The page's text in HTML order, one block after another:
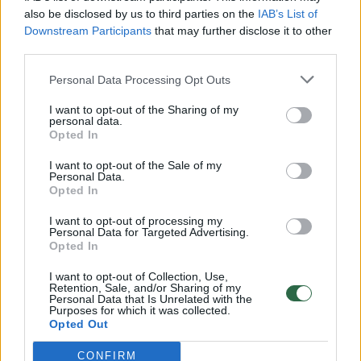
also be disclosed by us to third parties on the IAB’s List of
Downstream Participants that may further disclose it to other
Personal Data Processing Opt Outs
I want to opt-out of the Sharing of my
personal data.
Opted In
I want to opt-out of the Sale of my
Personal Data.
Opted In
I want to opt-out of processing my
Personal Data for Targeted Advertising.
Opted In
I want to opt-out of Collection, Use,
Retention, Sale, and/or Sharing of my
Personal Data that Is Unrelated with the
Purposes for which it was collected.
Opted Out
CONFIRM
Žinios | Lietuvos diena
32 laipsnių šilumos
Žinios | Orai
00:15:54
V. Zalužno pasisakymą laiko bandymu įsitvirtinti
Ukrainos politikoje: jis yra neteisus
prieš mirtį: „Tai buvo simbolinis mūsų pagerbimo
ženklas“
Žinios